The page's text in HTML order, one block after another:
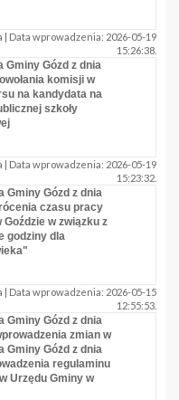
Data wprowadzenia: 2026-05-19
15:26:38.
Gminy Gózd z dnia
komisji w
na kandydata na
szkoły
Data wprowadzenia: 2026-05-19
15:23:32.
Gminy Gózd z dnia
czasu pracy
w związku z
godziny dla
Data wprowadzenia: 2026-05-15
12:55:53.
Gminy Gózd z dnia
zmian w
Gminy Góżd z dnia
regulaminu
Urzędu Gminy w